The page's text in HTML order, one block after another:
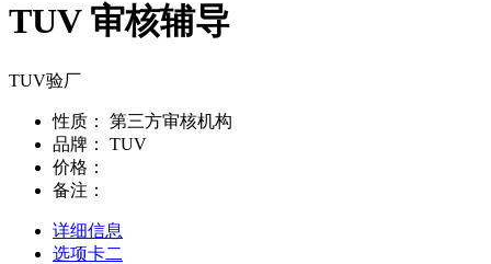
TUV 审核辅导
TUV验厂
性质：
第三方审核机构
品牌：
TUV
价格：
备注：
详细信息
选项卡二